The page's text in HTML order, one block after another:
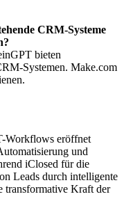
CRM-Systeme
bieten
Systemen. Make.com
Workflows eröffnet
und
iClosed für die
Leads durch intelligente
transformative Kraft der